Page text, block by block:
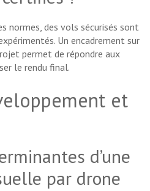
normes, des vols sécurisés sont
Un encadrement sur
permet de répondre aux
le rendu final.
et
d’une
par drone